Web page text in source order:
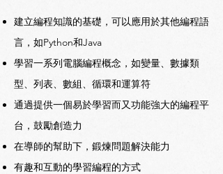
建立編程知識的基礎，可以應用於其他編程語
言，如Python和Java
學習一系列電腦編程概念，如變量、數據類
型、列表、數組、循環和運算符
通過提供一個易於學習而又功能強大的編程平
台，鼓勵創造力
在導師的幫助下，鍛煉問題解決能力
有趣和互動的學習編程的方式